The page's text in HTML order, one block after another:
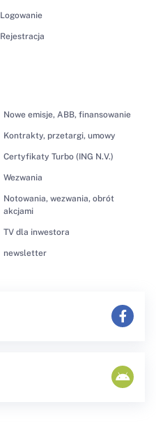
Nowe emisje, ABB, finansowanie
Kontrakty, przetargi, umowy
Certyfikaty Turbo (ING N.V.)
Wezwania
Notowania, wezwania, obrót
akcjami
TV dla inwestora
newsletter
Logowanie
Rejestracja